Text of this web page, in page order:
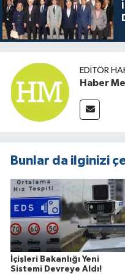
EDITÖR
Haber
Bunlar da ilginizi
İçişleri Bakanlığı Yeni
Sistemi Devreye Aldı!